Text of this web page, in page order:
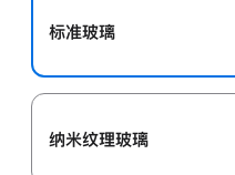
标准玻璃
纳米纹理玻璃